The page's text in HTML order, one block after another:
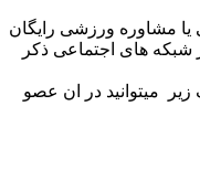
یا مشاوره ورزشی رایگان
شبکه های اجتماعی ذکر
میتوانید در ان عصو